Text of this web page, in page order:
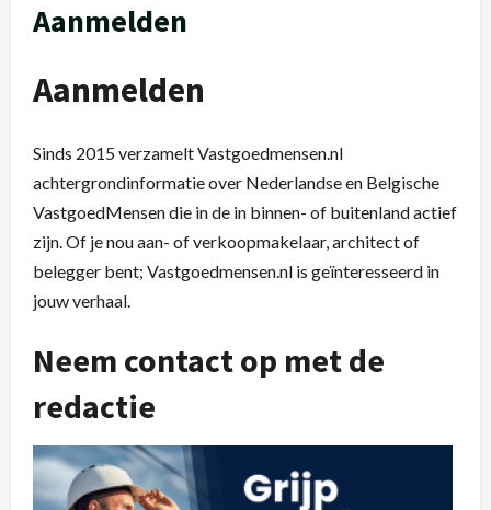
Aanmelden
Aanmelden
Sinds 2015 verzamelt Vastgoedmensen.nl
achtergrondinformatie over Nederlandse en Belgische
VastgoedMensen die in de in binnen- of buitenland actief
zijn. Of je nou aan- of verkoopmakelaar, architect of
belegger bent; Vastgoedmensen.nl is geïnteresseerd in
jouw verhaal.
Neem contact op met de
redactie